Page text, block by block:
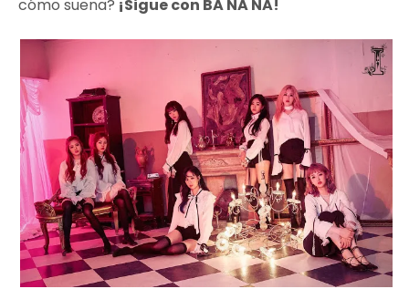
cómo suena? ¡Sigue con BA NA NA!